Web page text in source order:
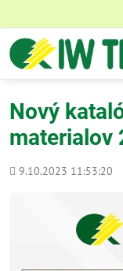
Nový
materialov
Pridané
9.10.2023 11:53:20